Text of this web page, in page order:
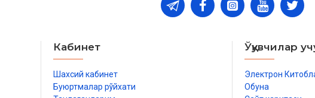
Кабинет
Шахсий кабинет
Буюртмалар рўйхати
Ўқувчилар
Электрон
Обуна